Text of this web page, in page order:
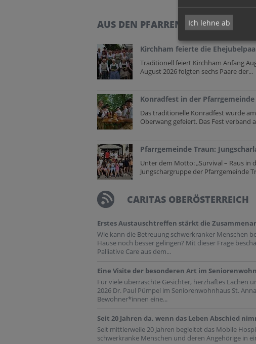
AUS DEN PFARREN
Kirchham feierte die
Traditionell feiert Kirchham Anfang
August 2026 folgten sechs Paare der...
Konradfest in der
Das traditionelle Konradfest wurde
Oberwang gefeiert. Das Fest verband
Pfarrgemeinde Traun:
Unter dem Motto: „Survival – Raus in
Jungschargruppe der Pfarrgemeinde
CARITAS OBERÖSTERREICH
Erstes Austauschtreffen stärkt die
Wie kann die Betreuung schwerkranker Menschen
Hause noch besser gelingen? Mit dieser Frage
Palliative Care aus dem...
Eine Visite der besonderen Art im
Für viele überraschte Gesichter, herzhaftes Lachen
2026 Dr. Paul Pümpel im Seniorenwohnhaus St.
Bewohner*innen eine...
Seit 20 Jahren da, wenn das Leben Abschied
Seit mittlerweile 20 Jahren begleitet das Mobile
schwerkranke Menschen und deren Angehörige in
Ich lehne ab